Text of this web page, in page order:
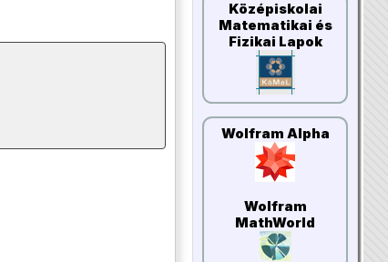
Középiskolai
Matematikai és
Fizikai Lapok
Wolfram Alpha
Wolfram
MathWorld